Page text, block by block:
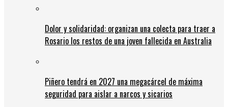
Dolor y solidaridad: organizan una colecta para traer a
Rosario los restos de una joven fallecida en Australia
Piñero tendrá en 2027 una megacárcel de máxima
seguridad para aislar a narcos y sicarios